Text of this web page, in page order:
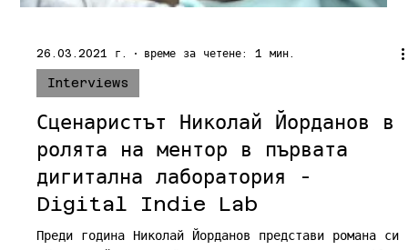
Interviews
“Не казвай на мама” - романът,
който търси достойнство за
хората без право на любов
Николай Йорданов е работил като креативен
продуцент на най-големите ТВ формати у нас. В
момента е асистент по драматургия в НАТФИЗ...